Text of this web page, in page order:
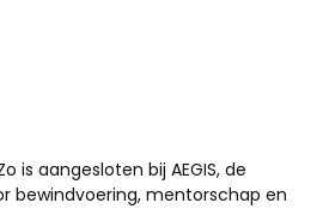
is aangesloten bij AEGIS, de
bewindvoering, mentorschap en